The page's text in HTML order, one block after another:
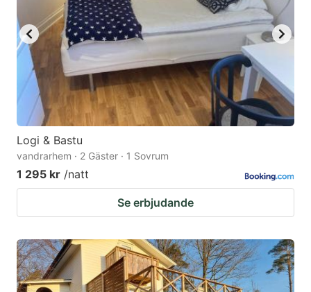
Logi & Bastu
vandrarhem · 2 Gäster · 1 Sovrum
1 295 kr /natt
Se erbjudande